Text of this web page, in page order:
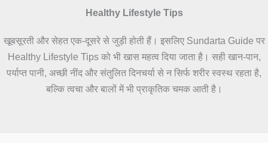
Healthy Lifestyle Tips
खूबसूरती और सेहत एक-दूसरे से जुड़ी होती हैं। इसलिए Sundarta Guide पर
Healthy Lifestyle Tips को भी खास महत्व दिया जाता है। सही खान-पान,
पर्याप्त पानी, अच्छी नींद और संतुलित दिनचर्या से न सिर्फ शरीर स्वस्थ रहता है,
बल्कि त्वचा और बालों में भी प्राकृतिक चमक आती है।